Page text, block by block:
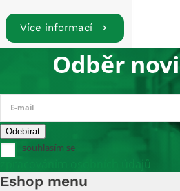
Více informací
Odběr
E-mail
souhlasím se
zpracováním osobních údajů
Eshop menu